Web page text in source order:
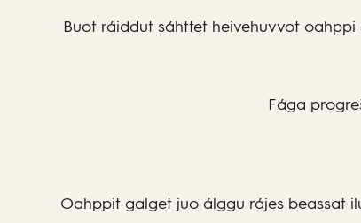
Buot ráiddut sáhttet heivehuvvot
Fága
Oahppit galget juo álggu rájes beassat